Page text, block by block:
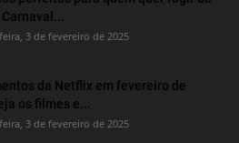
3 de fevereiro de 2025
da Netflix em fevereiro de
os filmes e...
3 de fevereiro de 2025